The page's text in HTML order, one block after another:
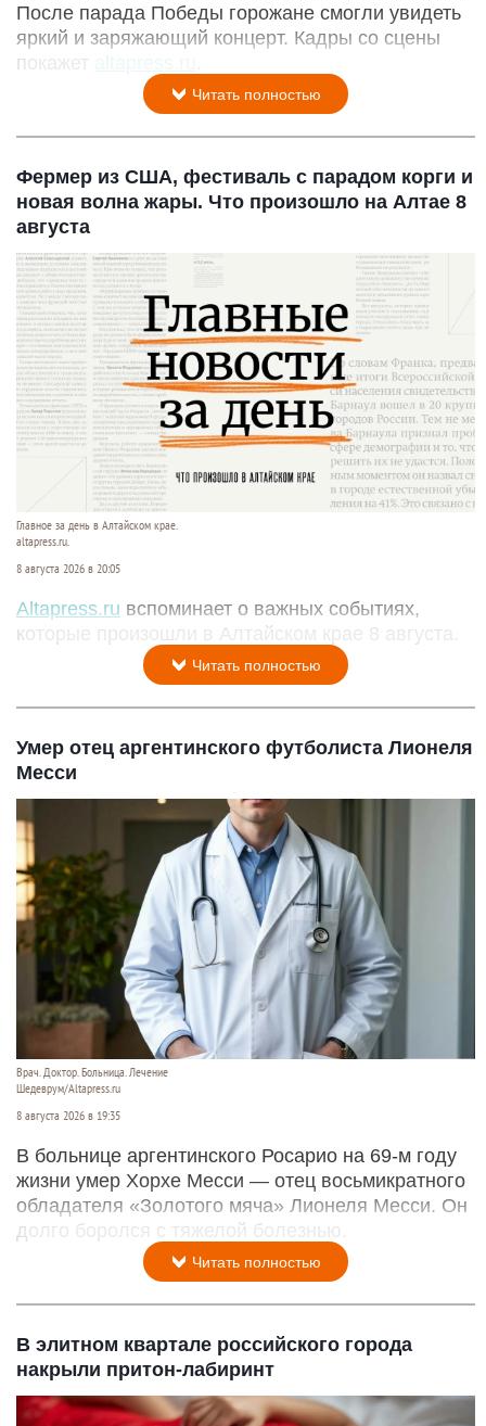
После парада Победы горожане смогли увидеть
яркий и заряжающий концерт. Кадры со сцены
покажет
altapress.ru
Читать полностью
Фермер из США, фестиваль с парадом корги и
новая волна жары. Что произошло на Алтае 8
августа
Главное за день в Алтайском крае.
altapress.ru.
8 августа 2026 в 20:05
Altapress.ru вспоминает о важных событиях,
которые произошли в Алтайском крае 8 августа.
Читать полностью
Умер отец аргентинского футболиста Лионеля
Месси
Врач. Доктор. Больница. Лечение
Шедеврум/Altapress.ru
8 августа 2026 в 19:35
В больнице аргентинского Росарио на 69-м году
жизни умер Хорхе Месси — отец восьмикратного
обладателя «Золотого мяча» Лионеля Месси. Он
долго боролся с тяжелой болезнью.
Читать полностью
В элитном квартале российского города
накрыли притон-лабиринт